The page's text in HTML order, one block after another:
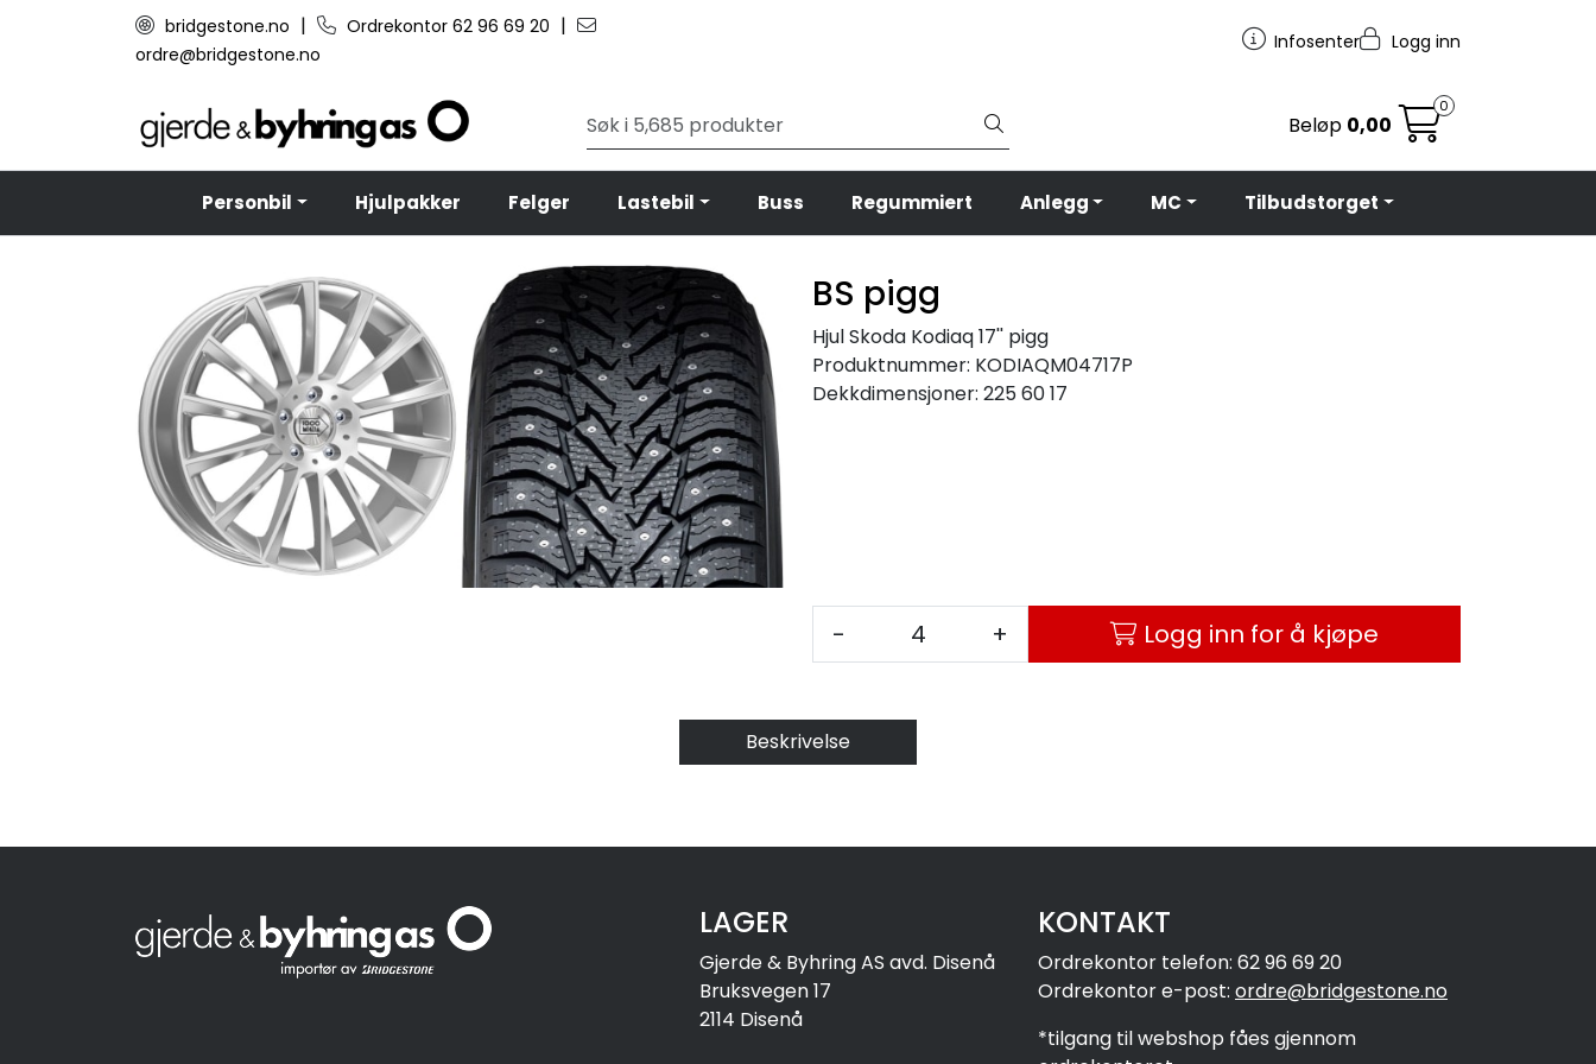
Skip to main contentbridgestone.no | Ordrekontor 62 96 69 20 |
ordre@bridgestone.no
Infosenter Logg inn
Beløp 0,00
0
Personbil Hjulpakker Felger Lastebil Buss Regummiert Anlegg MC Tilbudstorget
BS pigg
Hjul Skoda Kodiaq 17'' pigg
Produktnummer: KODIAQM04717P
Dekkdimensjoner: 225 60 17
- + Logg inn for å kjøpe
Beskrivelse
LAGER
Gjerde & Byhring AS avd. Disenå
Bruksvegen 17
2114 Disenå
KONTAKT
Ordrekontor telefon: 62 96 69 20
Ordrekontor e-post: ordre@bridgestone.no
*tilgang til webshop fåes gjennom